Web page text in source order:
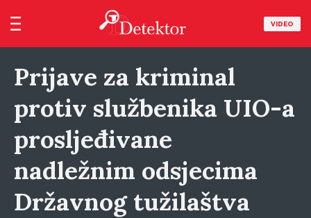
VIDEO
Prijave za kriminal
protiv službenika UIO-a
prosljeđivane
nadležnim odsjecima
Državnog tužilaštva